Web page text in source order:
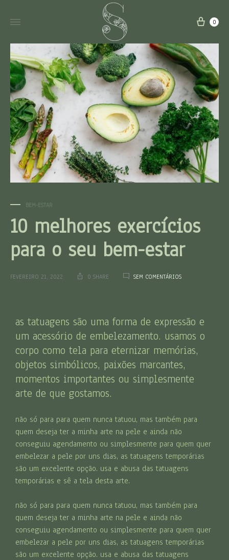
0
BEM-ESTAR
10 melhores exercícios
para o seu bem-estar
FEVEREIRO 21, 2022 0 SHARE SEM COMENTÁRIOS
as tatuagens são uma forma de expressão e
um acessório de embelezamento. usamos o
corpo como tela para eternizar memórias,
objetos simbólicos, paixões marcantes,
momentos importantes ou simplesmente
arte de que gostamos.
não só para para quem nunca tatuou, mas também para
quem deseja ter a minha arte na pele e ainda não
conseguiu agendamento ou simplesmente para quem quer
embelezar a pele por uns dias, as tatuagens temporárias
são um excelente opção. usa e abusa das tatuagens
temporárias e sê a tela desta arte.
não só para para quem nunca tatuou, mas também para
quem deseja ter a minha arte na pele e ainda não
conseguiu agendamento ou simplesmente para quem quer
embelezar a pele por uns dias, as tatuagens temporárias
são um excelente opção. usa e abusa das tatuagens